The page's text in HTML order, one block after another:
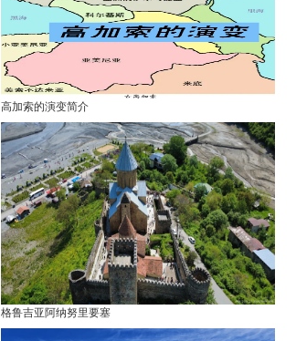
高加索的演变简介
格鲁吉亚阿纳努里要塞